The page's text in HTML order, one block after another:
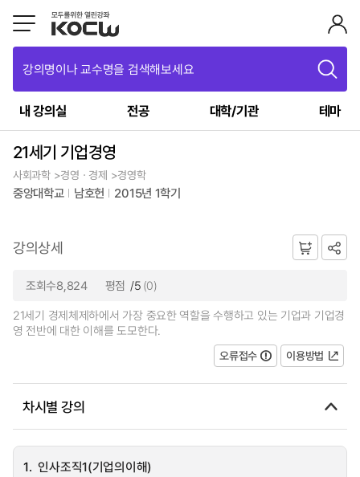
강의명이나 교수명을 검색해보세요
내 강의실 전공 대학/기관 테마
21세기 기업경영
사회과학 >경영ㆍ경제 >경영학
중앙대학교 남호헌 2015년 1학기
강의상세
조회수8,824 평점 /5 (0)
21세기 경제체제하에서 가장 중요한 역할을 수행하고 있는 기업과 기업경
영 전반에 대한 이해를 도모한다.
오류접수
이용방법
차시별 강의
1. 인사조직1(기업의이해)